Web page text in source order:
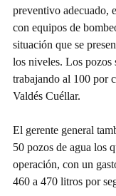
preventivo adecuado,
con equipos de
situación que se
los niveles. Los pozos
trabajando al 100 por
Valdés Cuéllar.
El gerente general
50 pozos de agua los
operación, con un
460 a 470 litros por